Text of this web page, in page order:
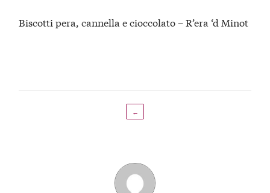
Biscotti pera, cannella e cioccolato – R’era ‘d Minot
←